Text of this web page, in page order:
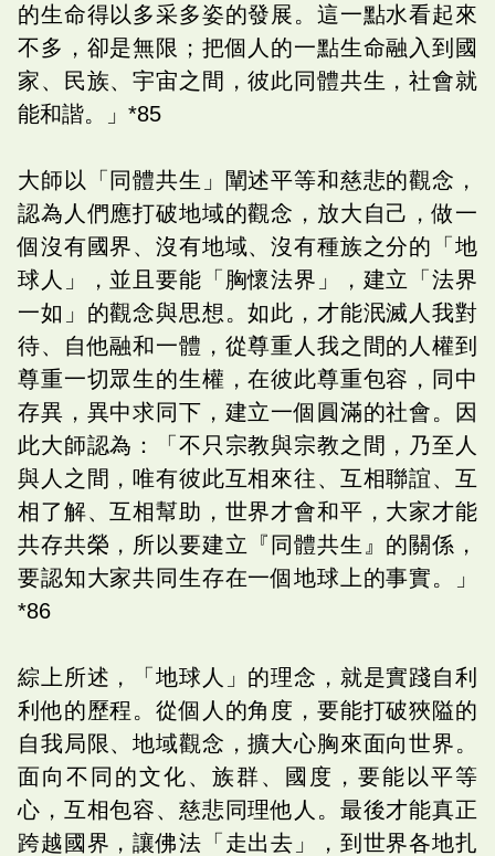
的生命得以多采多姿的發展。這一點水看起來
不多，卻是無限；把個人的一點生命融入到國
家、民族、宇宙之間，彼此同體共生，社會就
能和諧。」*85
大師以「同體共生」闡述平等和慈悲的觀念，
認為人們應打破地域的觀念，放大自己，做一
個沒有國界、沒有地域、沒有種族之分的「地
球人」，並且要能「胸懷法界」，建立「法界
一如」的觀念與思想。如此，才能泯滅人我對
待、自他融和一體，從尊重人我之間的人權到
尊重一切眾生的生權，在彼此尊重包容，同中
存異，異中求同下，建立一個圓滿的社會。因
此大師認為：「不只宗教與宗教之間，乃至人
與人之間，唯有彼此互相來往、互相聯誼、互
相了解、互相幫助，世界才會和平，大家才能
共存共榮，所以要建立『同體共生』的關係，
要認知大家共同生存在一個地球上的事實。」
*86
綜上所述，「地球人」的理念，就是實踐自利
利他的歷程。從個人的角度，要能打破狹隘的
自我局限、地域觀念，擴大心胸來面向世界。
面向不同的文化、族群、國度，要能以平等
心，互相包容、慈悲同理他人。最後才能真正
跨越國界，讓佛法「走出去」，到世界各地扎